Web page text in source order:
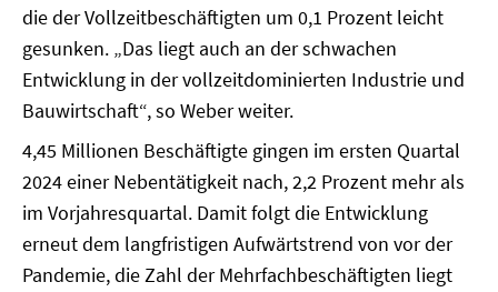
die der Vollzeitbeschäftigten um 0,1 Prozent leicht
gesunken. „Das liegt auch an der schwachen
Entwicklung in der vollzeitdominierten Industrie und
Bauwirtschaft“, so Weber weiter.
4,45 Millionen Beschäftigte gingen im ersten Quartal
2024 einer Nebentätigkeit nach, 2,2 Prozent mehr als
im Vorjahresquartal. Damit folgt die Entwicklung
erneut dem langfristigen Aufwärtstrend von vor der
Pandemie, die Zahl der Mehrfachbeschäftigten liegt